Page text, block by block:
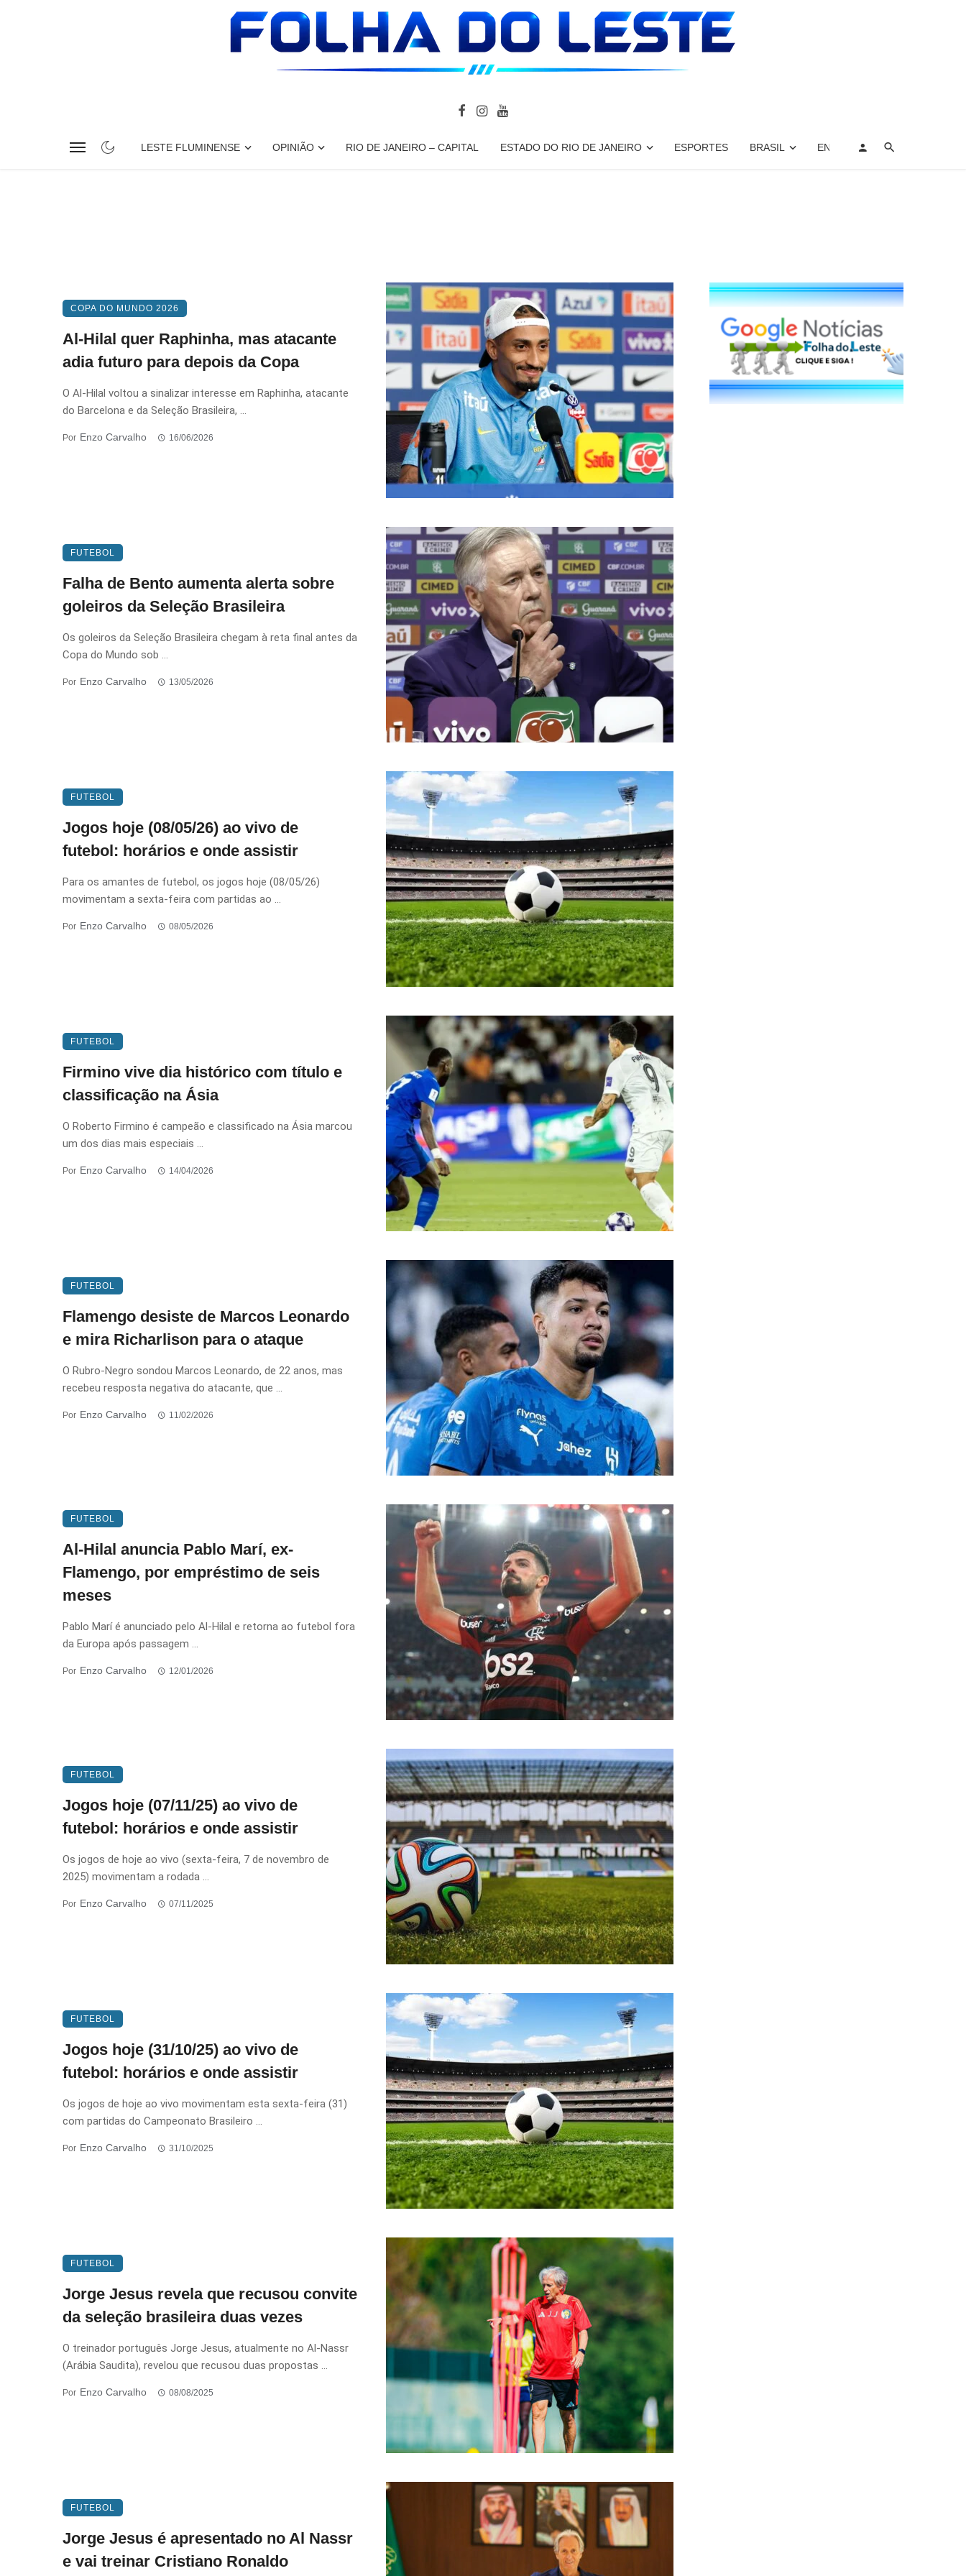
LESTE FLUMINENSE OPINIÃO RIO DE JANEIRO – CAPITAL ESTADO DO RIO DE JANEIRO ESPORTES BRASIL ENTRETENIMENTO, ARTES E
COPA DO MUNDO 2026
Al-Hilal quer Raphinha, mas atacante
adia futuro para depois da Copa
O Al-Hilal voltou a sinalizar interesse em Raphinha, atacante
do Barcelona e da Seleção Brasileira, ...
Por Enzo Carvalho 16/06/2026
FUTEBOL
Falha de Bento aumenta alerta sobre
goleiros da Seleção Brasileira
Os goleiros da Seleção Brasileira chegam à reta final antes da
Copa do Mundo sob ...
Por Enzo Carvalho 13/05/2026
FUTEBOL
Jogos hoje (08/05/26) ao vivo de
futebol: horários e onde assistir
Para os amantes de futebol, os jogos hoje (08/05/26)
movimentam a sexta-feira com partidas ao ...
Por Enzo Carvalho 08/05/2026
FUTEBOL
Firmino vive dia histórico com título e
classificação na Ásia
O Roberto Firmino é campeão e classificado na Ásia marcou
um dos dias mais especiais ...
Por Enzo Carvalho 14/04/2026
FUTEBOL
Flamengo desiste de Marcos Leonardo
e mira Richarlison para o ataque
O Rubro-Negro sondou Marcos Leonardo, de 22 anos, mas
recebeu resposta negativa do atacante, que ...
Por Enzo Carvalho 11/02/2026
FUTEBOL
Al-Hilal anuncia Pablo Marí, ex-
Flamengo, por empréstimo de seis
meses
Pablo Marí é anunciado pelo Al-Hilal e retorna ao futebol fora
da Europa após passagem ...
Por Enzo Carvalho 12/01/2026
FUTEBOL
Jogos hoje (07/11/25) ao vivo de
futebol: horários e onde assistir
Os jogos de hoje ao vivo (sexta-feira, 7 de novembro de
2025) movimentam a rodada ...
Por Enzo Carvalho 07/11/2025
FUTEBOL
Jogos hoje (31/10/25) ao vivo de
futebol: horários e onde assistir
Os jogos de hoje ao vivo movimentam esta sexta-feira (31)
com partidas do Campeonato Brasileiro ...
Por Enzo Carvalho 31/10/2025
FUTEBOL
Jorge Jesus revela que recusou convite
da seleção brasileira duas vezes
O treinador português Jorge Jesus, atualmente no Al-Nassr
(Arábia Saudita), revelou que recusou duas propostas ...
Por Enzo Carvalho 08/08/2025
FUTEBOL
Jorge Jesus é apresentado no Al Nassr
e vai treinar Cristiano Ronaldo